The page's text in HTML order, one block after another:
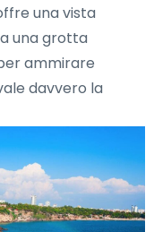
una vista
una grotta
ammirare
davvero la